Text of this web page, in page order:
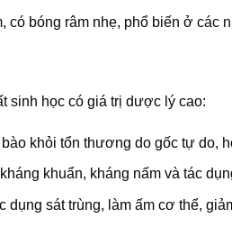
bóng râm nhẹ, phổ biến ở các
sinh học có giá trị dược lý cao:
khỏi tổn thương do gốc tự do,
khuẩn, kháng nấm và tác
sát trùng, làm ấm cơ thể,